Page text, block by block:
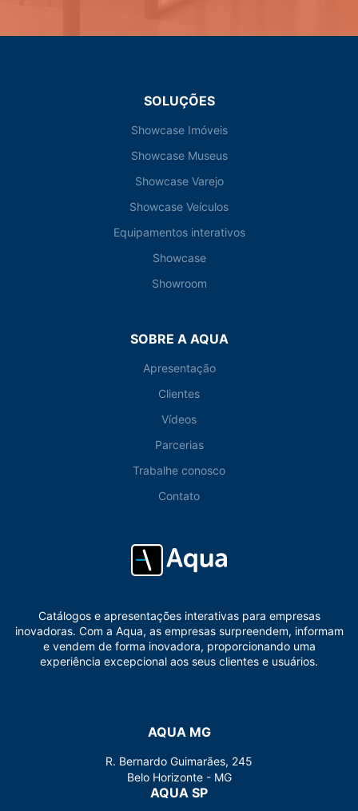
SOLUÇÕES
Showcase Imóveis
Showcase Museus
Showcase Varejo
Showcase Veículos
Equipamentos interativos
Showcase
Showroom
SOBRE A AQUA
Apresentação
Clientes
Vídeos
Parcerias
Trabalhe conosco
Contato
Catálogos e apresentações interativas para empresas
inovadoras. Com a Aqua, as empresas surpreendem, informam
e vendem de forma inovadora, proporcionando uma
experiência excepcional aos seus clientes e usuários.
AQUA MG
R. Bernardo Guimarães, 245
Belo Horizonte - MG
AQUA SP